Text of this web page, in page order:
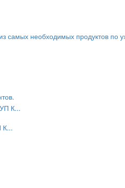
самых необходимых продуктов по